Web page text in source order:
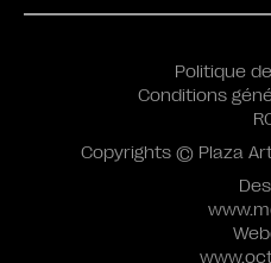
Politique
Conditions
Copyrights © Plaza